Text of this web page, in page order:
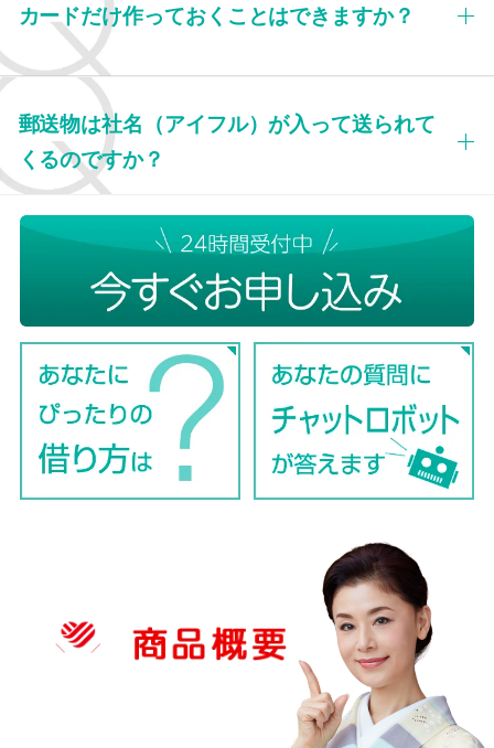
カードだけ作っておくことはできますか？
郵送物は社名（アイフル）が入って送られて
くるのですか？